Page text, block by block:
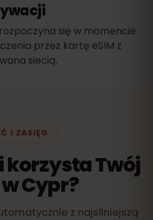
się w momencie
przez kartę eSIM z
siecią.
I ZASIĘG
korzysta Twój
w Cypr?
z najsilniejszą